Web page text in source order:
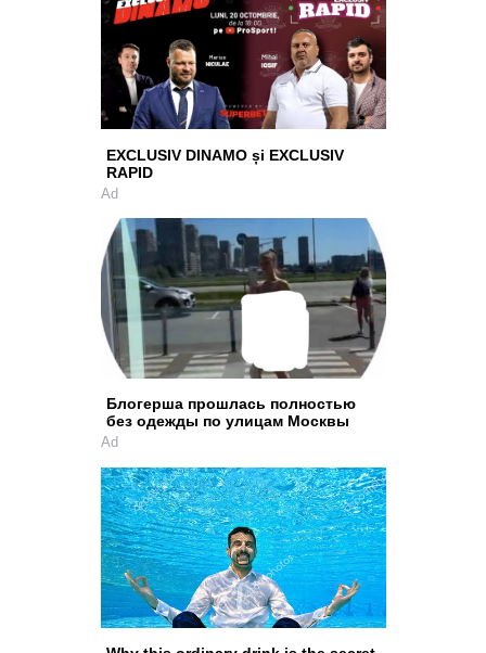
EXCLUSIV DINAMO și EXCLUSIV
RAPID
Ad
Блогерша прошлась полностью
без одежды по улицам Москвы
Ad